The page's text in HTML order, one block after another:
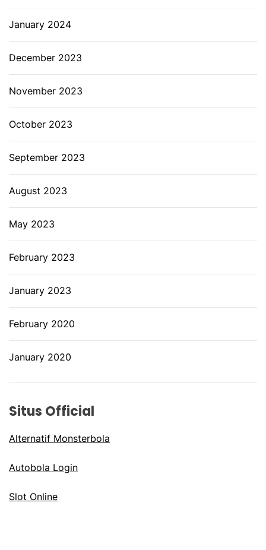
January 2024
December 2023
November 2023
October 2023
September 2023
August 2023
May 2023
February 2023
January 2023
February 2020
January 2020
Situs Official
Alternatif Monsterbola
Autobola Login
Slot Online